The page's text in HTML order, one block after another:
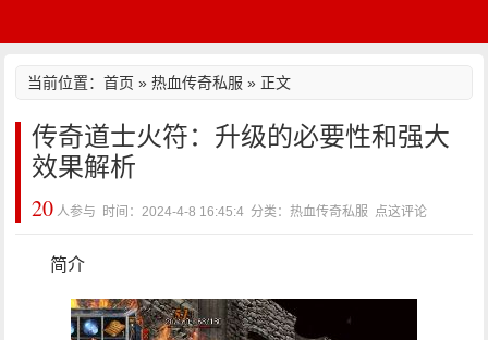
当前位置：首页 »热血传奇私服 » 正文
传奇道士火符：升级的必要性和强大
效果解析
20 人参与 时间：2024-4-8 16:45:4 分类：热血传奇私服 点这评论
简介